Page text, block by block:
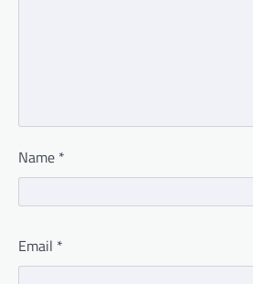
Name *
Email *